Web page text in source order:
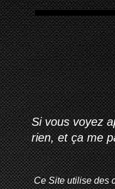
Si vous voyez
rien, et ça me
Ce Site utilise des